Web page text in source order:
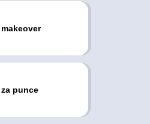
za punce